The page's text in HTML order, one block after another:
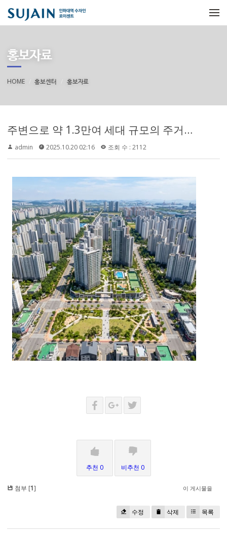
홍보자료
HOME 홍보센터 홍보자료
주변으로 약 1.3만여 세대 규모의 주거타운이 형성되는 생활권에 위치합니다.
admin 2025.10.20 02:16 조회 수 : 2112
추천 0 비추천 0
첨부 [1] 이 게시물을
수정 삭제 목록